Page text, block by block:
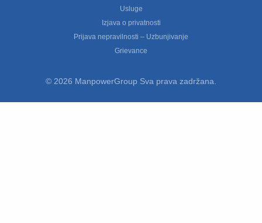
Usluge
Izjava o privatnosti
Prijava nepravilnosti – Uzbunjivanje
Grievance
© 2026 ManpowerGroup Sva prava zadržana.